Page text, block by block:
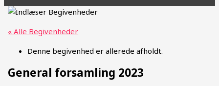
« Alle Begivenheder
Denne begivenhed er allerede afholdt.
General forsamling 2023